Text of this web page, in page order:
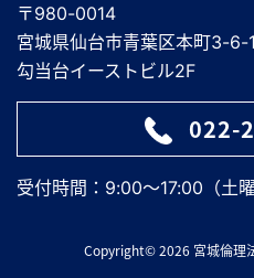
〒980-0014
宮城県仙台市青葉区本町3-6-
勾当台イーストビル2F
022-
受付時間：9:00～17:00（土
Copyright© 2026 宮城倫理